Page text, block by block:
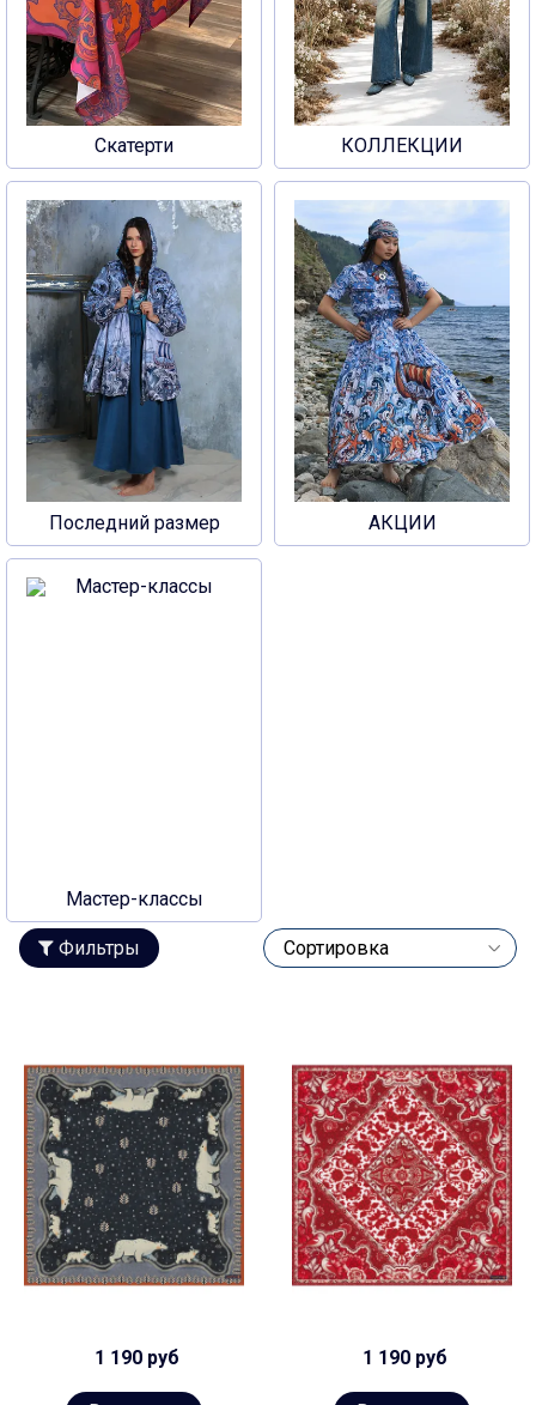
Скатерти КОЛЛЕКЦИИ
Последний размер АКЦИИ
Мастер-классы
Фильтры
1 190 руб 1 190 руб